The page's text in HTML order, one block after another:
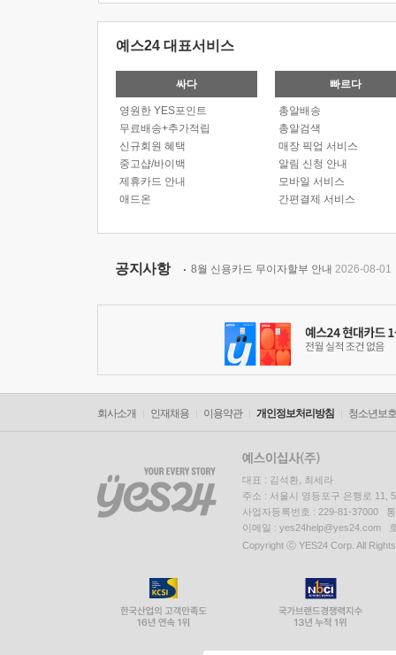
예스24 대표서비스
싸다
영원한 YES포인트
무료배송+추가적립
신규회원 혜택
중고샵/바이백
제휴카드 안내
애드온
빠르다
총알배송
총알검색
매장 픽업 서비스
알림 신청 안내
모바일 서비스
간편결제 서비스
공지사항 8월 신용카드 무이자할부 안내 2026-08-01
회사소개 인재채용 이용약관 개인정보처리방침 청소년보
대표 : 김석환, 최세라
주소 : 서울시 영등포구 은행로 11,
사업자등록번호 : 229-81-37000
이메일 : yes24help@yes24.com
Copyright ⓒ YES24 Corp. All